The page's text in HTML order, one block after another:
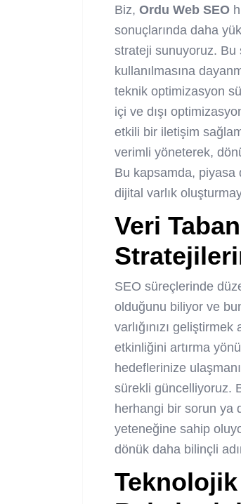
Biz, Ordu Web SEO
sonuçlarında daha
strateji sunuyoruz. Bu
kullanılmasına
teknik optimizasyon
içi ve dışı
etkili bir iletişim
verimli yöneterek,
Bu kapsamda, piyasa
dijital varlık
Veri
SEO süreçlerinde
olduğunu biliyor ve
varlığınızı
etkinliğini artırma
hedeflerinize
sürekli güncelliyoruz.
herhangi bir sorun ya
yeteneğine sahip
dönük daha bilinçli
Teknolojik